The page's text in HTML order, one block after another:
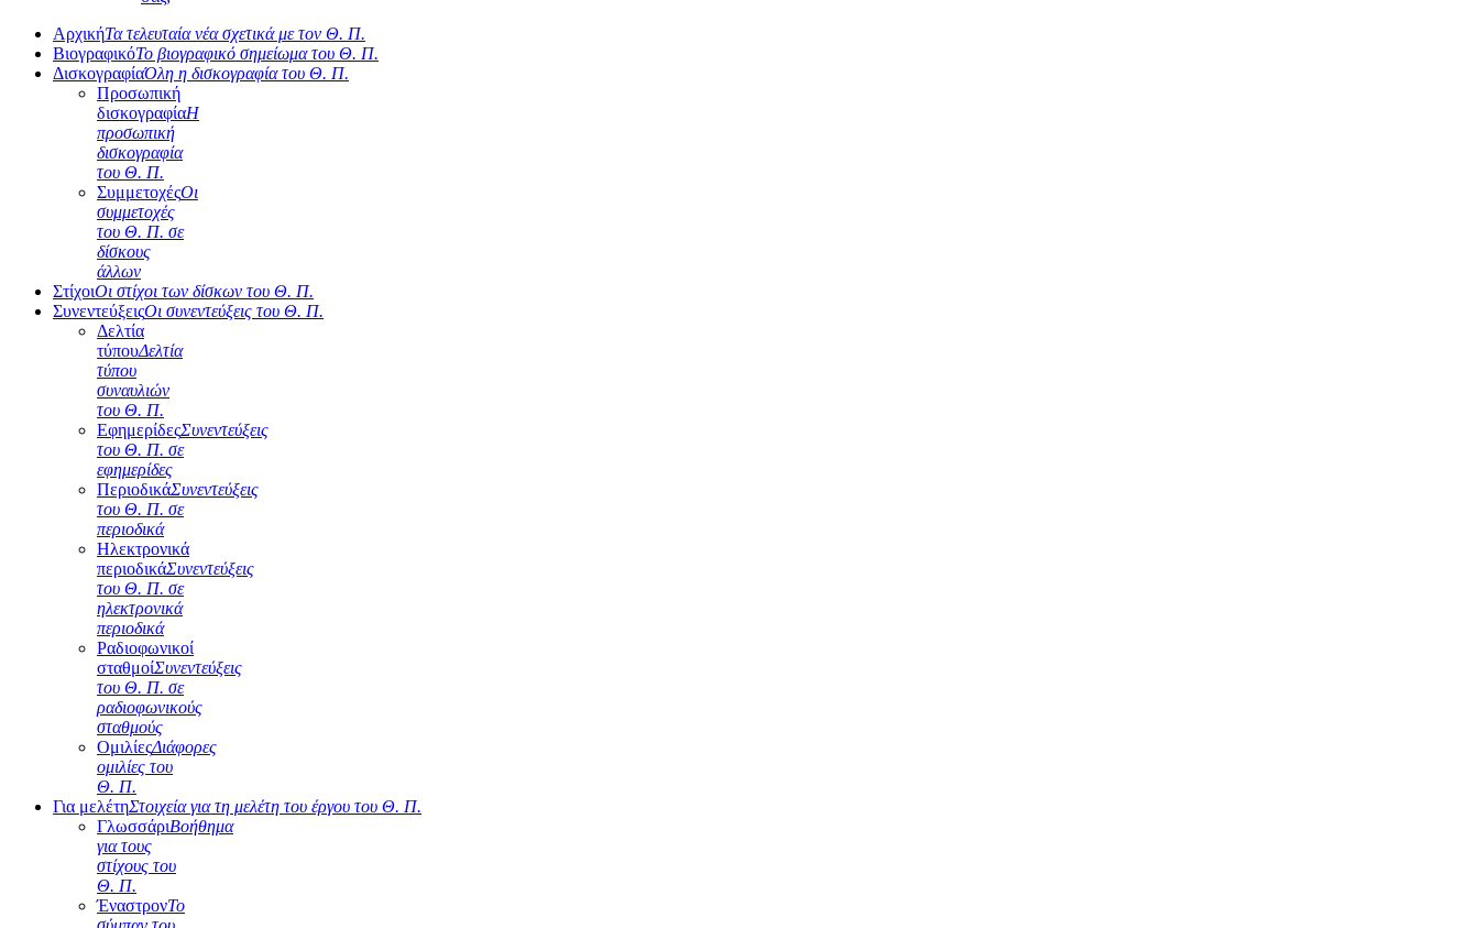
ΑρχικήΤα τελευταία νέα σχετικά με τον Θ. Π.
ΒιογραφικόΤο βιογραφικό σημείωμα του Θ. Π.
ΔισκογραφίαΌλη η δισκογραφία του Θ. Π.
Προσωπική
δισκογραφίαΗ
προσωπική
δισκογραφία
του Θ. Π.
ΣυμμετοχέςΟι
συμμετοχές
του Θ. Π. σε
δίσκους
άλλων
ΣτίχοιΟι στίχοι των δίσκων του Θ. Π.
ΣυνεντεύξειςΟι συνεντεύξεις του Θ. Π.
Δελτία
τύπουΔελτία
τύπου
συναυλιών
του Θ. Π.
ΕφημερίδεςΣυνεντεύξεις
του Θ. Π. σε
εφημερίδες
ΠεριοδικάΣυνεντεύξεις
του Θ. Π. σε
περιοδικά
Ηλεκτρονικά
περιοδικάΣυνεντεύξεις
του Θ. Π. σε
ηλεκτρονικά
περιοδικά
Ραδιοφωνικοί
σταθμοίΣυνεντεύξεις
του Θ. Π. σε
ραδιοφωνικούς
σταθμούς
ΟμιλίεςΔιάφορες
ομιλίες του
Θ. Π.
Για μελέτηΣτοιχεία για τη μελέτη του έργου του Θ. Π.
ΓλωσσάριΒοήθημα
για τους
στίχους του
Θ. Π.
ΈναστρονΤο